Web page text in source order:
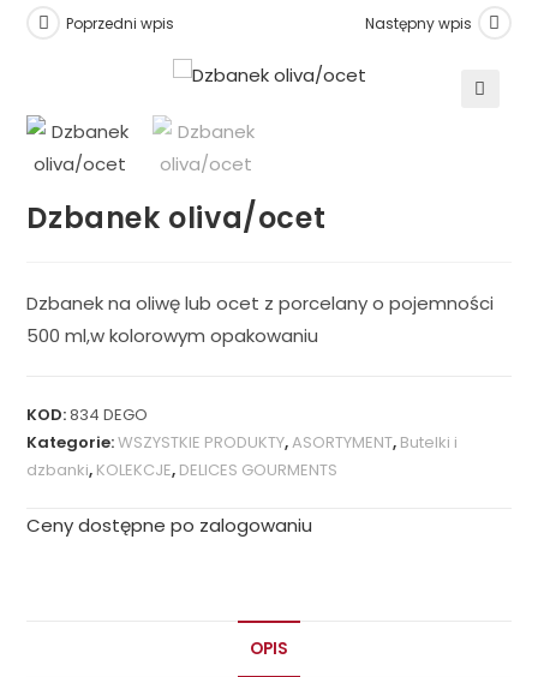
Poprzedni wpis Następny wpis
Dzbanek oliva/ocet
Dzbanek na oliwę lub ocet z porcelany o pojemności
500 ml,w kolorowym opakowaniu
KOD:834 DEGO
Kategorie:WSZYSTKIE PRODUKTY,ASORTYMENT, Butelki i
dzbanki, KOLEKCJE, DELICES GOURMENTS
Ceny dostępne po zalogowaniu
OPIS